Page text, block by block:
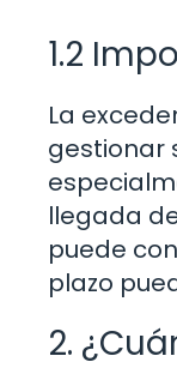
1.2
La
gestionar
llegada
puede
plazo
2.